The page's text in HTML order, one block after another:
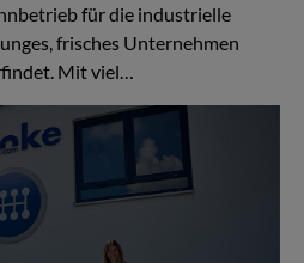
für die industrielle
frisches Unternehmen
Mit viel…